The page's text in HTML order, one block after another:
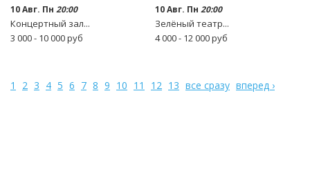
10 Авг. Пн 20:00
Концертный зал...
3 000 - 10 000руб
10 Авг. Пн 20:00
Зелёный театр...
4 000 - 12 000руб
1 2 3 4 5 6 7 8 9 10 11 12 13 все сразу вперед ›